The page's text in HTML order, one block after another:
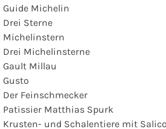
Guide Michelin
Drei Sterne
Michelinstern
Drei Michelinsterne
Gault Millau
Gusto
Der Feinschmecker
Patissier Matthias Spurk
Krusten- und Schalentiere mit